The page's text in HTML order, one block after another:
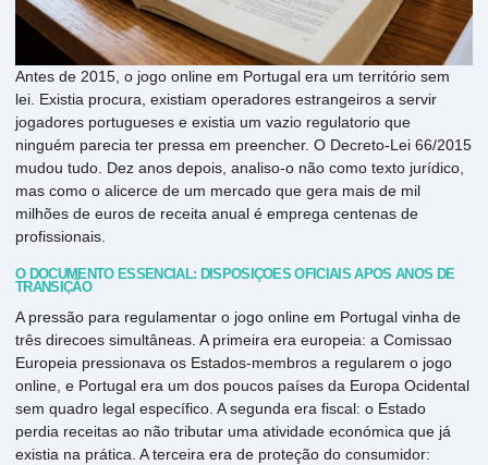
Antes de 2015, o jogo online em Portugal era um território sem
lei. Existia procura, existiam operadores estrangeiros a servir
jogadores portugueses e existia um vazio regulatorio que
ninguém parecia ter pressa em preencher. O Decreto-Lei 66/2015
mudou tudo. Dez anos depois, analiso-o não como texto jurídico,
mas como o alicerce de um mercado que gera mais de mil
milhões de euros de receita anual é emprega centenas de
profissionais.
O DOCUMENTO ESSENCIAL: DISPOSIÇÕES OFICIAIS APÓS ANOS DE
TRANSIÇÃO
A pressão para regulamentar o jogo online em Portugal vinha de
três direcoes simultâneas. A primeira era europeia: a Comissao
Europeia pressionava os Estados-membros a regularem o jogo
online, e Portugal era um dos poucos países da Europa Ocidental
sem quadro legal específico. A segunda era fiscal: o Estado
perdia receitas ao não tributar uma atividade económica que já
existia na prática. A terceira era de proteção do consumidor: